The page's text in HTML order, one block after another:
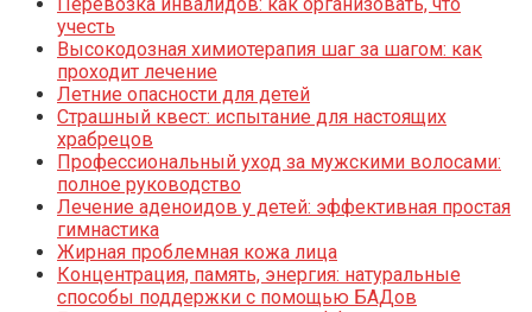
Перевозка инвалидов: как организовать, что
учесть
Высокодозная химиотерапия шаг за шагом: как
проходит лечение
Летние опасности для детей
Страшный квест: испытание для настоящих
храбрецов
Профессиональный уход за мужскими волосами:
полное руководство
Лечение аденоидов у детей: эффективная простая
гимнастика
Жирная проблемная кожа лица
Концентрация, память, энергия: натуральные
способы поддержки с помощью БАДов